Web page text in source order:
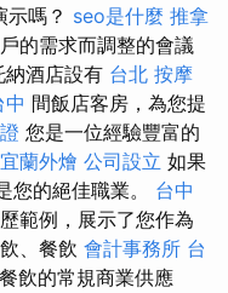
嗎？ seo是什麼 推拿
的需求而調整的會議
納酒店設有 台北 按摩
中 間飯店客房，為您提
您是一位經驗豐富的
宜蘭外燴 公司設立 如果
您的絕佳職業。 台中
範例，展示了您作為
、餐飲 會計事務所 台
餐飲的常規商業供應